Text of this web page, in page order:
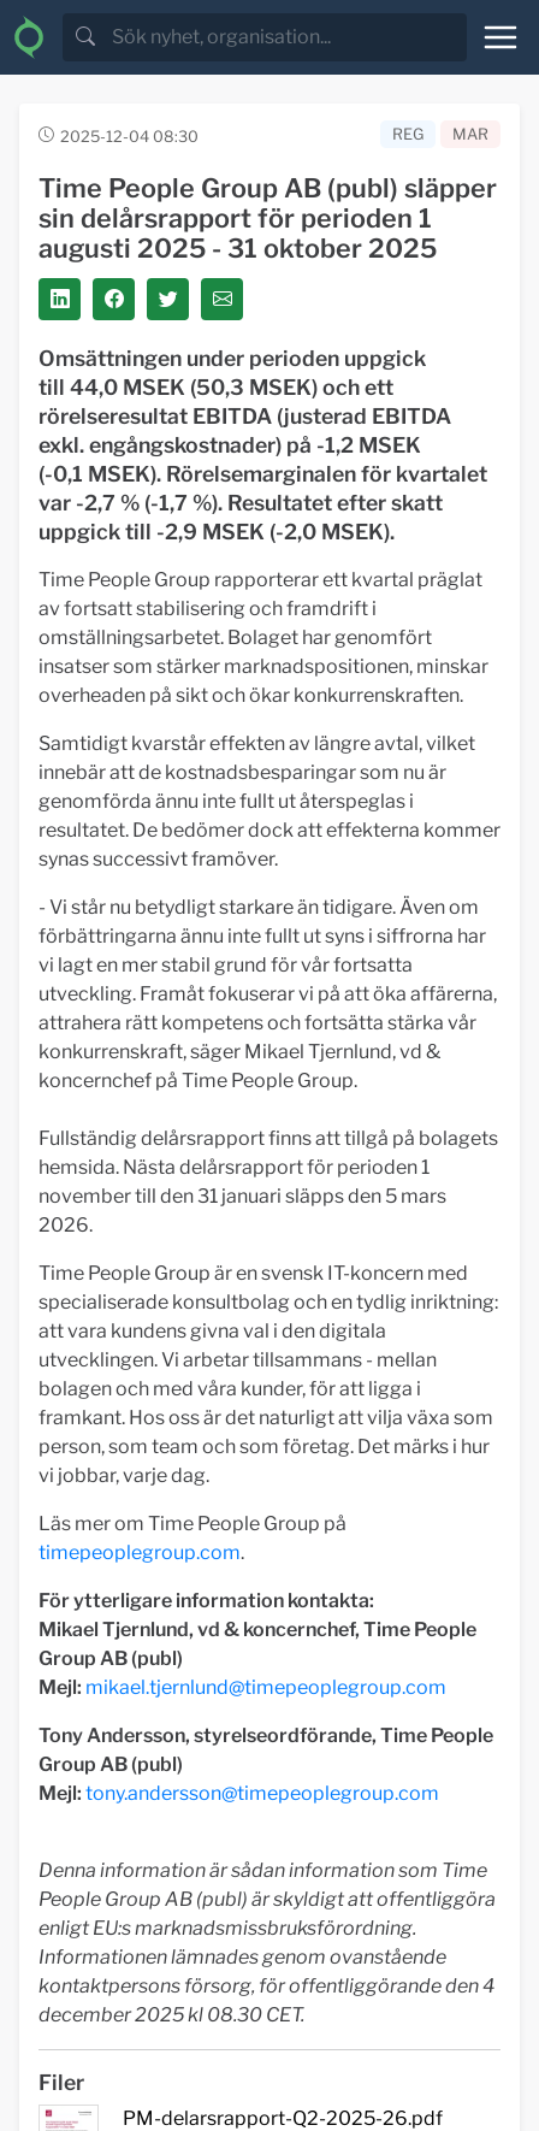
2025-12-04 08:30 REG MAR
Time People Group AB (publ) släpper
sin delårsrapport för perioden 1
augusti 2025 - 31 oktober 2025
Omsättningen under perioden uppgick
till 44,0 MSEK (50,3 MSEK) och ett
rörelseresultat EBITDA (justerad EBITDA
exkl. engångskostnader) på -1,2 MSEK
(-0,1 MSEK). Rörelsemarginalen för kvartalet
var -2,7 % (-1,7 %). Resultatet efter skatt
uppgick till -2,9 MSEK (-2,0 MSEK).
Time People Group rapporterar ett kvartal präglat
av fortsatt stabilisering och framdrift i
omställningsarbetet. Bolaget har genomfört
insatser som stärker marknadspositionen, minskar
overheaden på sikt och ökar konkurrenskraften.
Samtidigt kvarstår effekten av längre avtal, vilket
innebär att de kostnadsbesparingar som nu är
genomförda ännu inte fullt ut återspeglas i
resultatet. De bedömer dock att effekterna kommer
synas successivt framöver.
- Vi står nu betydligt starkare än tidigare. Även om
förbättringarna ännu inte fullt ut syns i siffrorna har
vi lagt en mer stabil grund för vår fortsatta
utveckling. Framåt fokuserar vi på att öka affärerna,
attrahera rätt kompetens och fortsätta stärka vår
konkurrenskraft, säger Mikael Tjernlund, vd &
koncernchef på Time People Group.
Fullständig delårsrapport finns att tillgå på bolagets
hemsida. Nästa delårsrapport för perioden 1
november till den 31 januari släpps den 5 mars
2026.
Time People Group är en svensk IT-koncern med
specialiserade konsultbolag och en tydlig inriktning:
att vara kundens givna val i den digitala
utvecklingen. Vi arbetar tillsammans - mellan
bolagen och med våra kunder, för att ligga i
framkant. Hos oss är det naturligt att vilja växa som
person, som team och som företag. Det märks i hur
vi jobbar, varje dag.
Läs mer om Time People Group på
timepeoplegroup.com.
För ytterligare information kontakta:
Mikael Tjernlund, vd & koncernchef, Time People
Group AB (publ)
Mejl: mikael.tjernlund@timepeoplegroup.com
Tony Andersson, styrelseordförande, Time People
Group AB (publ)
Mejl: tony.andersson@timepeoplegroup.com
Denna information är sådan information som Time
People Group AB (publ) är skyldigt att offentliggöra
enligt EU:s marknadsmissbruksförordning.
Informationen lämnades genom ovanstående
kontaktpersons försorg, för offentliggörande den 4
december 2025 kl 08.30 CET.
Filer
PM-delarsrapport-Q2-2025-26.pdf